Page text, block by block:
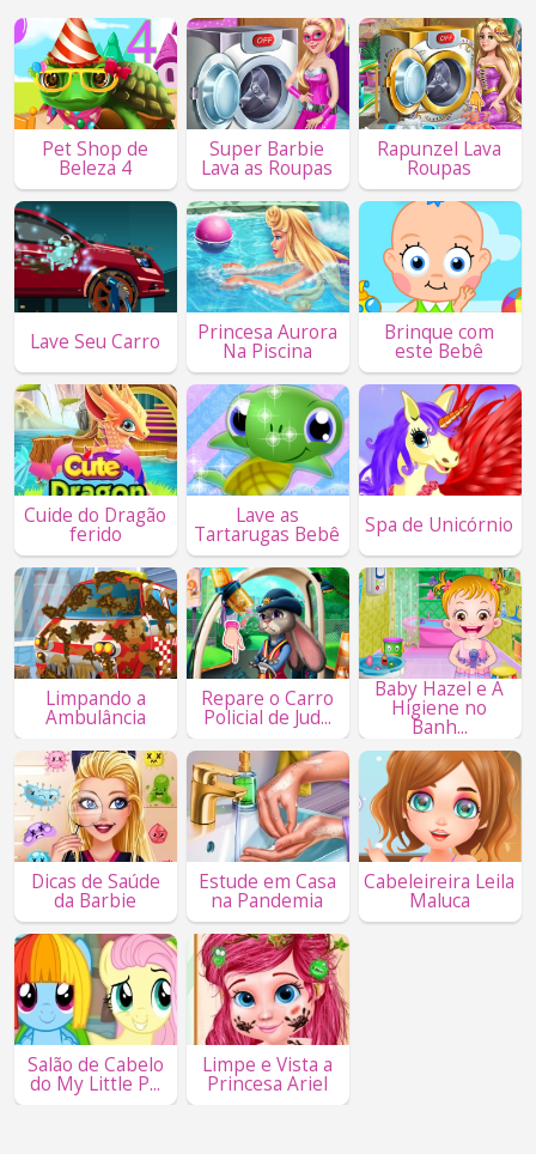
Pet Shop de
Beleza 4
Super Barbie
Lava as Roupas
Rapunzel Lava
Roupas
Lave Seu Carro Princesa Aurora
Na Piscina
Brinque com
este Bebê
Cuide do Dragão
ferido
Lave as
Tartarugas Bebê Spa de Unicórnio
Limpando a
Ambulância
Repare o Carro
Policial de Jud...
Baby Hazel e A
Higiene no
Banh...
Dicas de Saúde
da Barbie
Estude em Casa
na Pandemia
Cabeleireira Leila
Maluca
Salão de Cabelo
do My Little P...
Limpe e Vista a
Princesa Ariel